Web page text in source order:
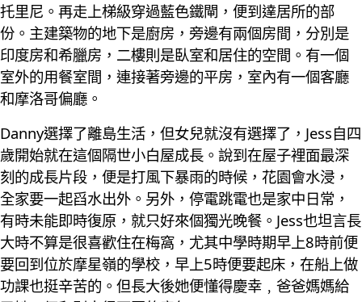
托里尼。再走上梯級穿過藍色鐵閘，便到達居所的部
份。主建築物的地下是廚房，旁邊有兩個房間，分別是
印度房和希臘房，二樓則是臥室和居住的空間。有一個
室外的用餐室間，連接著旁邊的平房，室內有一個客廳
和摩洛哥偏廳。
Danny選擇了離島生活，但女兒就沒有選擇了，Jess自四
歲開始就在這個隔世小白屋成長。說到在屋子裡面最深
刻的成長片段，便是打風下暴雨的時候，花園會水浸，
全家要一起舀水出外。另外，停電跳電也是家中日常，
有時未能即時復原，就只好來個獨光晚餐。Jess也坦言長
大時不算是很喜歡住在梅窩，尤其中學時期早上8時前便
要回到位於摩星嶺的學校，早上5時便要起床，在船上做
功課也挺辛苦的。但長大後她便懂得慶幸﹐爸爸媽媽給